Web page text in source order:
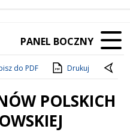
PANEL BOCZNY
do PDF Drukuj
POLSKICH